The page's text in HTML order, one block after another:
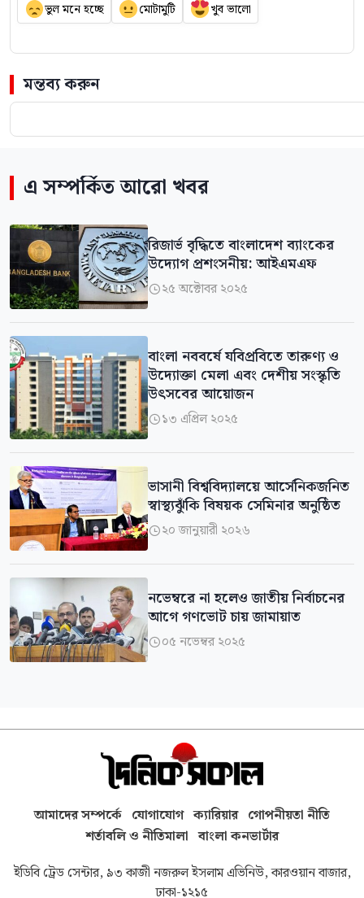
ভুল মনে হচ্ছে মোটামুটি খুব ভালো
মন্তব্য করুন
এ সম্পর্কিত আরো খবর
রিজার্ভ বৃদ্ধিতে বাংলাদেশ ব্যাংকের
উদ্যোগ প্রশংসনীয়: আইএমএফ
২৫ অক্টোবর ২০২৫
বাংলা নববর্ষে যবিপ্রবিতে তারুণ্য ও
উদ্যোক্তা মেলা এবং দেশীয় সংস্কৃতি
উৎসবের আয়োজন
১৩ এপ্রিল ২০২৫
ভাসানী বিশ্ববিদ্যালয়ে আর্সেনিকজনিত
স্বাস্থ্যঝুঁকি বিষয়ক সেমিনার অনুষ্ঠিত
২০ জানুয়ারী ২০২৬
নভেম্বরে না হলেও জাতীয় নির্বাচনের
আগে গণভোট চায় জামায়াত
০৫ নভেম্বর ২০২৫
আমাদের সম্পর্কে যোগাযোগ ক্যারিয়ার গোপনীয়তা নীতি
শর্তাবলি ও নীতিমালা বাংলা কনভার্টার
ইডিবি ট্রেড সেন্টার, ৯৩ কাজী নজরুল ইসলাম এভিনিউ, কারওয়ান বাজার,
ঢাকা-১২১৫